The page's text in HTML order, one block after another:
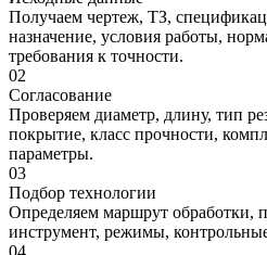
Получаем чертеж, ТЗ,
назначение, условия работы,
требования к точности.
02
Согласование
Проверяем диаметр, длину, тип
покрытие, класс прочности,
параметры.
03
Подбор технологии
Определяем маршрут обработки,
инструмент, режимы,